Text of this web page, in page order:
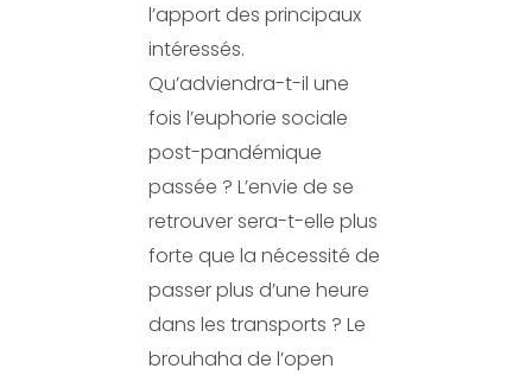
l’apport des principaux
intéressés.
Qu’adviendra-t-il une
fois l’euphorie sociale
post-pandémique
passée ? L’envie de se
retrouver sera-t-elle plus
forte que la nécessité de
passer plus d’une heure
dans les transports ? Le
brouhaha de l’open